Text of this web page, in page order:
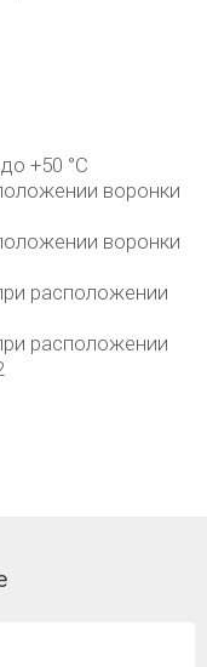
+50 °С
воронки
воронки
расположении
расположении